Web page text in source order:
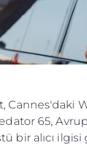
Cannes'daki
65,
bir alıcı ilgisi
Bilgi